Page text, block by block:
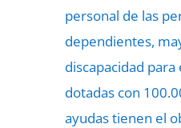
personal de las
dependientes,
discapacidad para
dotadas con
ayudas tienen el